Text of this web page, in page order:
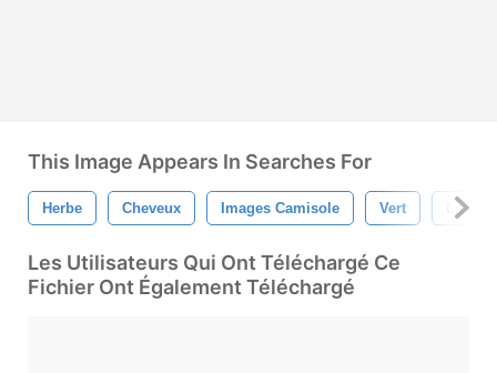
This Image Appears In Searches For
Herbe Cheveux Images Camisole Vert La
Les Utilisateurs Qui Ont Téléchargé Ce
Fichier Ont Également Téléchargé